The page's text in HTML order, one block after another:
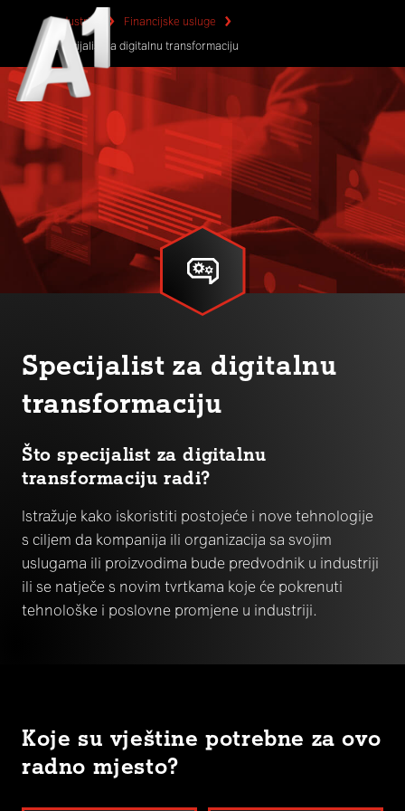
Industrije
Financijske usluge
Specijalist za digitalnu transformaciju
Specijalist za digitalnu
transformaciju
Što specijalist za digitalnu
transformaciju radi?
Istražuje kako iskoristiti postojeće i nove tehnologije
s ciljem da kompanija ili organizacija sa svojim
uslugama ili proizvodima bude predvodnik u industriji
ili se natječe s novim tvrtkama koje će pokrenuti
tehnološke i poslovne promjene u industriji.
Koje su vještine potrebne za ovo
radno mjesto?